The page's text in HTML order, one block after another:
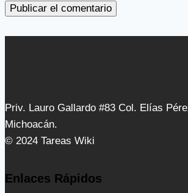
Priv. Lauro Gallardo #83 Col. Elías
Michoacán.
© 2024 Tareas Wiki
Enlaces Rápidos